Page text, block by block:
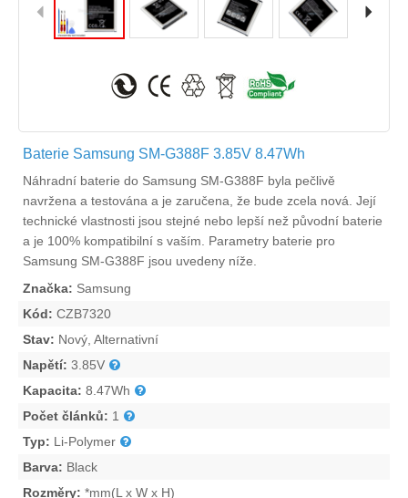
Baterie Samsung SM-G388F 3.85V 8.47Wh
Náhradní baterie do Samsung SM-G388F byla pečlivě
navržena a testována a je zaručena, že bude zcela nová. Její
technické vlastnosti jsou stejné nebo lepší než původní baterie
a je 100% kompatibilní s vaším. Parametry baterie pro
Samsung SM-G388F jsou uvedeny níže.
Značka: Samsung
Kód: CZB7320
Stav: Nový, Alternativní
Napětí: 3.85V
Kapacita: 8.47Wh
Počet článků: 1
Typ: Li-Polymer
Barva: Black
Rozměry: *mm(L x W x H)